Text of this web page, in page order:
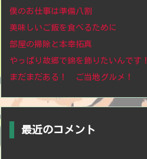
僕のお仕事は準備八割
美味しいご飯を食べるために
部屋の掃除と本幸拓真
やっぱり故郷で錦を飾りたいんです！
まだまだある！ ご当地グルメ！
最近のコメント